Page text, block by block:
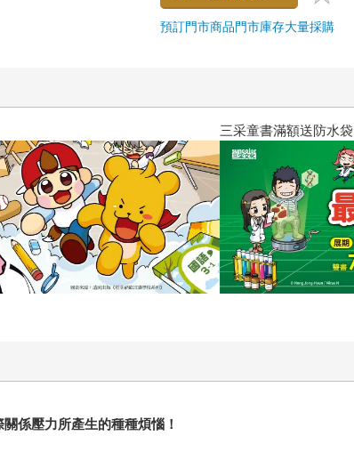
預訂門市商品門市庫存大量採購
三采童書滿額送防水袋
係壓力所產生的種種煩惱！